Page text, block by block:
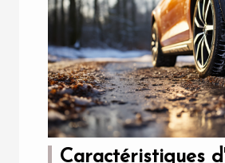
Caractéristiques